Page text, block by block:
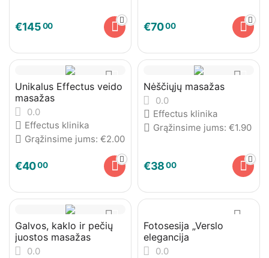
€14500 €7000
Unikalus Effectus veido
masažas
0.0
Effectus klinika
Grąžinsime jums: €2.00
€4000
Nėščiųjų masažas
0.0
Effectus klinika
Grąžinsime jums: €1.90
€3800
Galvos, kaklo ir pečių
juostos masažas
0.0
Fotosesija „Verslo
elegancija
0.0